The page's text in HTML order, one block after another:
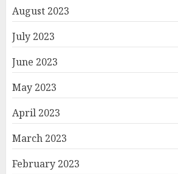
August 2023
July 2023
June 2023
May 2023
April 2023
March 2023
February 2023